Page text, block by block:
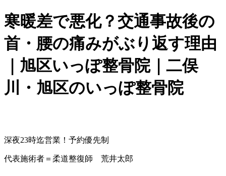
寒暖差で悪化？交通事故後の
首・腰の痛みがぶり返す理由
｜旭区いっぽ整骨院｜二俣
川・旭区のいっぽ整骨院
深夜23時迄営業！予約優先制
代表施術者＝柔道整復師 荒井太郎